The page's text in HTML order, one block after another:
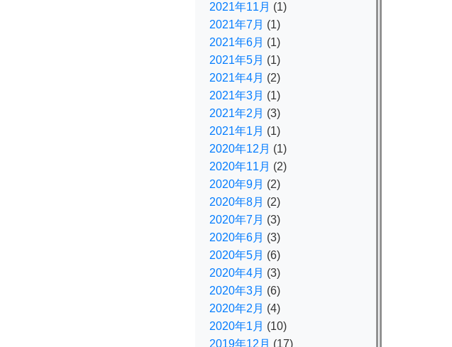
2021年11月 (1)
2021年7月 (1)
2021年6月 (1)
2021年5月 (1)
2021年4月 (2)
2021年3月 (1)
2021年2月 (3)
2021年1月 (1)
2020年12月 (1)
2020年11月 (2)
2020年9月 (2)
2020年8月 (2)
2020年7月 (3)
2020年6月 (3)
2020年5月 (6)
2020年4月 (3)
2020年3月 (6)
2020年2月 (4)
2020年1月 (10)
2019年12月 (17)